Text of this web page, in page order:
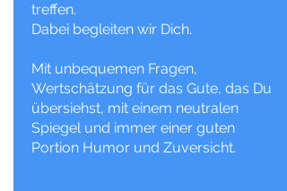
treffen.
Dabei begleiten wir Dich.
Mit unbequemen Fragen,
Wertschätzung für das Gute, das Du
übersiehst, mit einem neutralen
Spiegel und immer einer guten
Portion Humor und Zuversicht.